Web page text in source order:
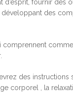
fournir des
des
comprennent
des instructions
corporel , la